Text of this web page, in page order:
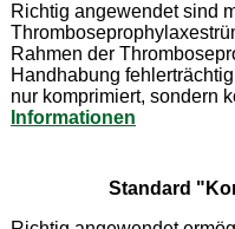
Richtig angewendet sind
Rahmen der
Handhabung
nur komprimiert, sondern
Informationen
Standard